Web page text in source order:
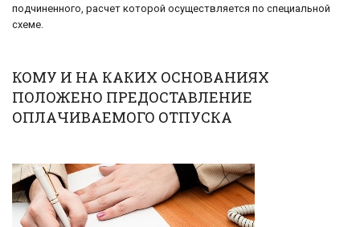
подчиненного, расчет которой осуществляется по специальной
схеме.
КОМУ И НА КАКИХ ОСНОВАНИЯХ
ПОЛОЖЕНО ПРЕДОСТАВЛЕНИЕ
ОПЛАЧИВАЕМОГО ОТПУСКА